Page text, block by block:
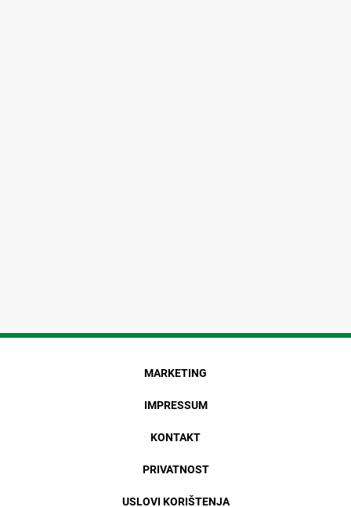
MARKETING
IMPRESSUM
KONTAKT
PRIVATNOST
USLOVI KORIŠTENJA